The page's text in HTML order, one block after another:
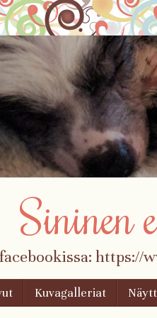
Sininen
https://
Kuvagalleriat